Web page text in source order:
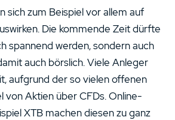
sich zum Beispiel vor allem auf
Die kommende Zeit dürfte
spannend werden, sondern auch
auch börslich. Viele Anleger
aufgrund der so vielen offenen
von Aktien über CFDs. Online-
XTB machen diesen zu ganz